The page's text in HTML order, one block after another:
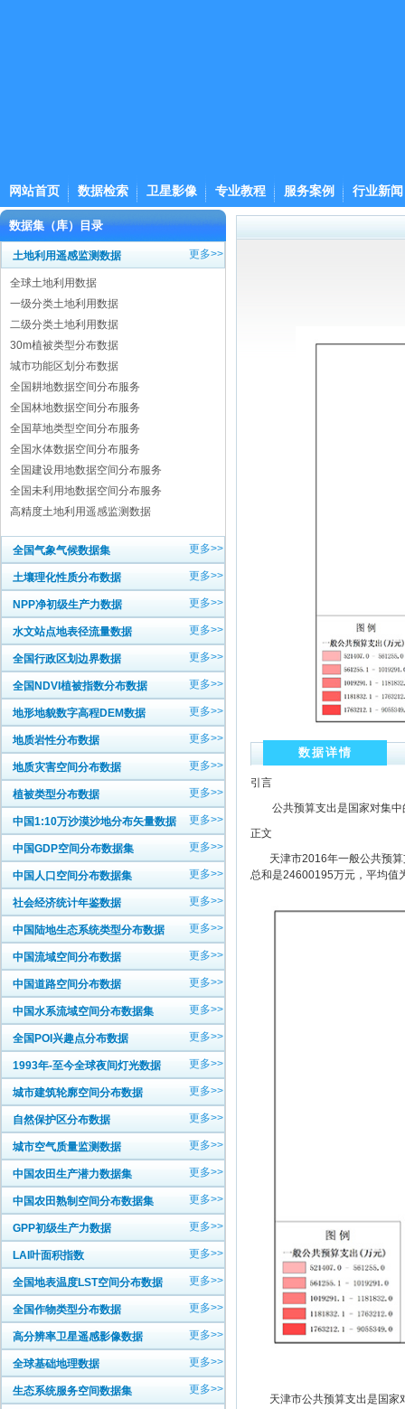
网站首页 数据检索 卫星影像 专业教程 服务案例 行业新闻
数据集（库）目录
土地利用遥感监测数据 更多>>
全球土地利用数据
一级分类土地利用数据
二级分类土地利用数据
30m植被类型分布数据
城市功能区划分布数据
全国耕地数据空间分布服务
全国林地数据空间分布服务
全国草地类型空间分布服务
全国水体数据空间分布服务
全国建设用地数据空间分布服务
全国未利用地数据空间分布服务
高精度土地利用遥感监测数据
全国气象气候数据集 更多>>
土壤理化性质分布数据 更多>>
NPP净初级生产力数据 更多>>
水文站点地表径流量数据 更多>>
全国行政区划边界数据 更多>>
全国NDVI植被指数分布数据 更多>>
地形地貌数字高程DEM数据 更多>>
地质岩性分布数据 更多>>
地质灾害空间分布数据 更多>>
植被类型分布数据 更多>>
中国1:10万沙漠沙地分布矢量数据 更多>>
中国GDP空间分布数据集 更多>>
中国人口空间分布数据集 更多>>
社会经济统计年鉴数据 更多>>
中国陆地生态系统类型分布数据 更多>>
中国流域空间分布数据 更多>>
中国道路空间分布数据 更多>>
中国水系流域空间分布数据集 更多>>
全国POI兴趣点分布数据 更多>>
1993年-至今全球夜间灯光数据 更多>>
城市建筑轮廓空间分布数据 更多>>
自然保护区分布数据 更多>>
城市空气质量监测数据 更多>>
中国农田生产潜力数据集 更多>>
中国农田熟制空间分布数据集 更多>>
GPP初级生产力数据 更多>>
LAI叶面积指数 更多>>
全国地表温度LST空间分布数据 更多>>
全国作物类型分布数据 更多>>
高分辨率卫星遥感影像数据 更多>>
全球基础地理数据 更多>>
生态系统服务空间数据集 更多>>
数据详情
引言
公共预算支出是国家对集中
正文
天津市2016年一般公共预算
总和是24600195万元，平均值
天津市公共预算支出是国家